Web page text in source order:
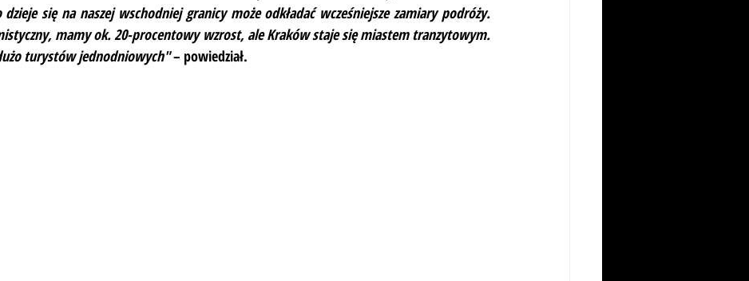
się na naszej wschodniej granicy może odkładać wcześniejsze zamiary podróży.
mamy ok. 20-procentowy wzrost, ale Kraków staje się miastem tranzytowym.
turystów jednodniowych" – powiedział.